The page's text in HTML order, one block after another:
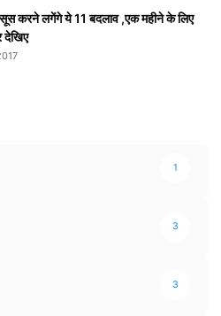
करने लगेंगे ये 11 बदलाव ,एक महीने के लिए
देखिए
1
3
3